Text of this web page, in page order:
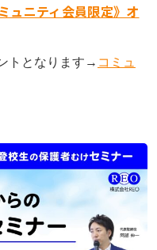
ュニティ会員限定》オ
トとなります→ コミュ